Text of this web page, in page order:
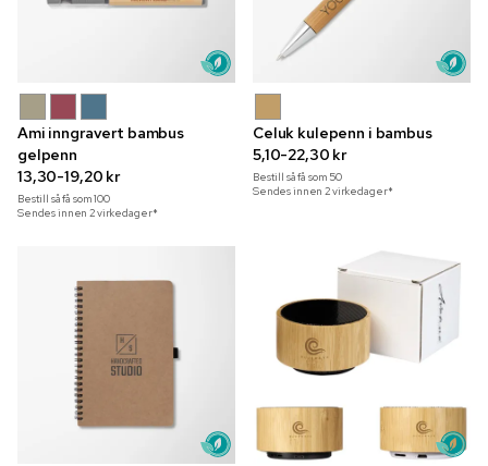
Ami inngravert bambus
gelpenn
13,30-19,20 kr
Bestill så få som100
Sendes innen 2 virkedager*
Celuk kulepenn i bambus
5,10-22,30 kr
Bestill så få som 50
Sendes innen 2 virkedager*